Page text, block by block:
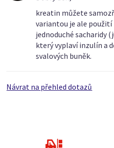
kreatin můžete
variantou je ale
jednoduché sacharidy
který vyplaví inzulín a
svalových buněk.
Návrat na přehled dotazů